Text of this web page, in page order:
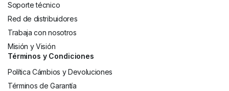
Soporte técnico
Red de distribuidores
Trabaja con nosotros
Misión y Visión
Términos y Condiciones
Política Cámbios y Devoluciones
Términos de Garantía